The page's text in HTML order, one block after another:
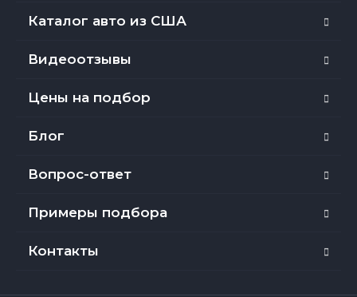
Каталог авто из США
Видеоотзывы
Цены на подбор
Блог
Вопрос-ответ
Примеры подбора
Контакты